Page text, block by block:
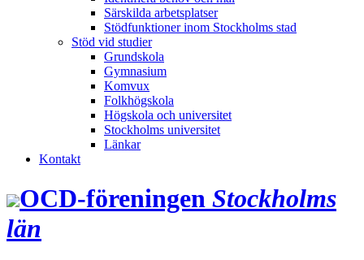
Särskilda arbetsplatser
Stödfunktioner inom Stockholms stad
Stöd vid studier
Grundskola
Gymnasium
Komvux
Folkhögskola
Högskola och universitet
Stockholms universitet
Länkar
Kontakt
OCD‑föreningen Stockholms
län